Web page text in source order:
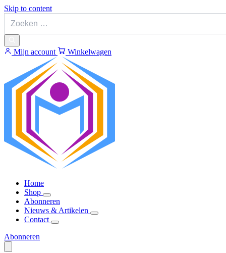
Skip to content
Mijn account Winkelwagen
Home
Shop
Abonneren
Nieuws & Artikelen
Contact
Abonneren